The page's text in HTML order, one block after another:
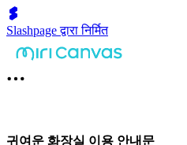
Slashpage द्वारा निर्मित
귀여운 화장실 이용 안내문